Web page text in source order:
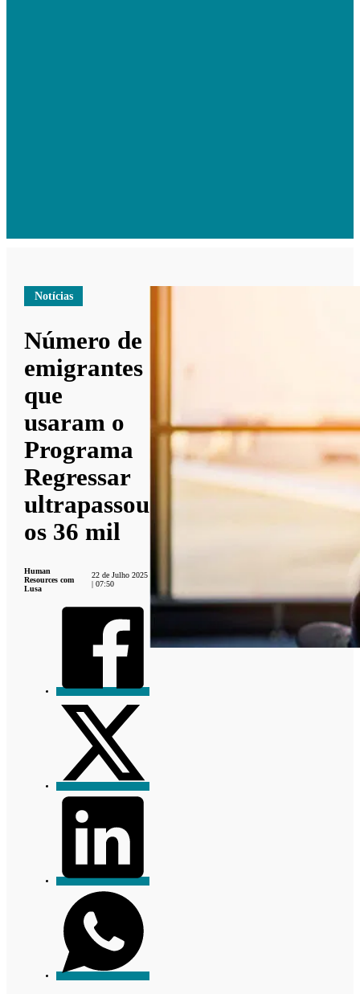
Notícias
Número de
emigrantes
que
usaram o
Programa
Regressar
ultrapassou
os 36 mil
Human
Resources com
Lusa
22 de Julho 2025
| 07:50